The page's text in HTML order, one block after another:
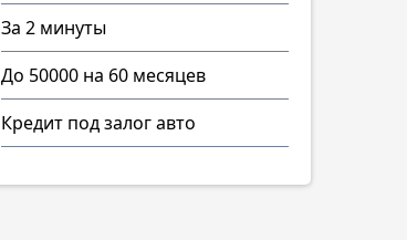
За 2 минуты
До 50000 на 60 месяцев
Кредит под залог авто